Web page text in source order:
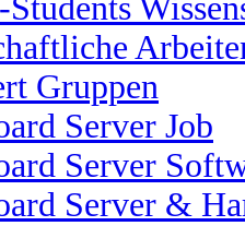
Gruppen
Server Job
Server
Server &